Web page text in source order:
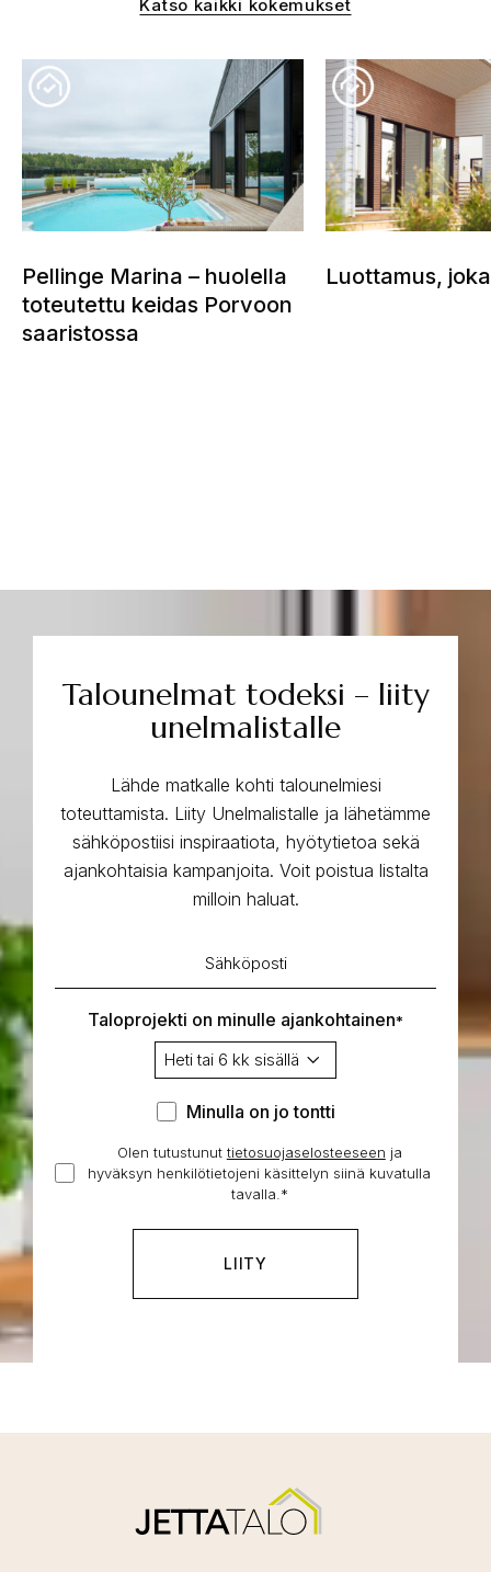
Katso kaikki kokemukset
Pellinge Marina – huolella
toteutettu keidas Porvoon
saaristossa
Luottamus,
Talounelmat todeksi – liity
unelmalistalle
Lähde matkalle kohti talounelmiesi
toteuttamista. Liity Unelmalistalle ja lähetämme
sähköpostiisi inspiraatiota, hyötytietoa sekä
ajankohtaisia kampanjoita. Voit poistua listalta
milloin haluat.
Sähköposti
Taloprojekti on minulle ajankohtainen*
Minulla
jo
tontti
Minulla on jo tontti
Hyväksyn
henkilötietojeni
käsittelyn
*
Olen tutustunut tietosuojaselosteeseen ja
hyväksyn henkilötietojeni käsittelyn siinä kuvatulla
tavalla. *